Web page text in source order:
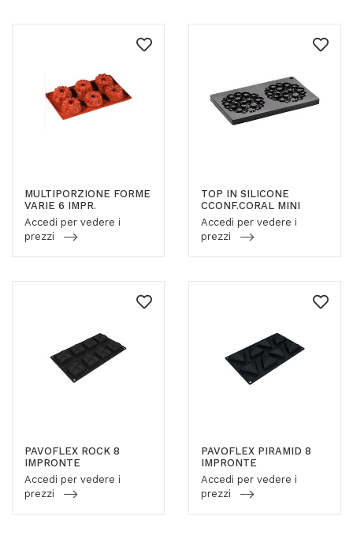
MULTIPORZIONE FORME
VARIE 6 IMPR.
Accedi per vedere i
prezzi
TOP IN SILICONE
CCONF.CORAL MINI
Accedi per vedere i
prezzi
PAVOFLEX ROCK 8
IMPRONTE
Accedi per vedere i
prezzi
PAVOFLEX PIRAMID 8
IMPRONTE
Accedi per vedere i
prezzi